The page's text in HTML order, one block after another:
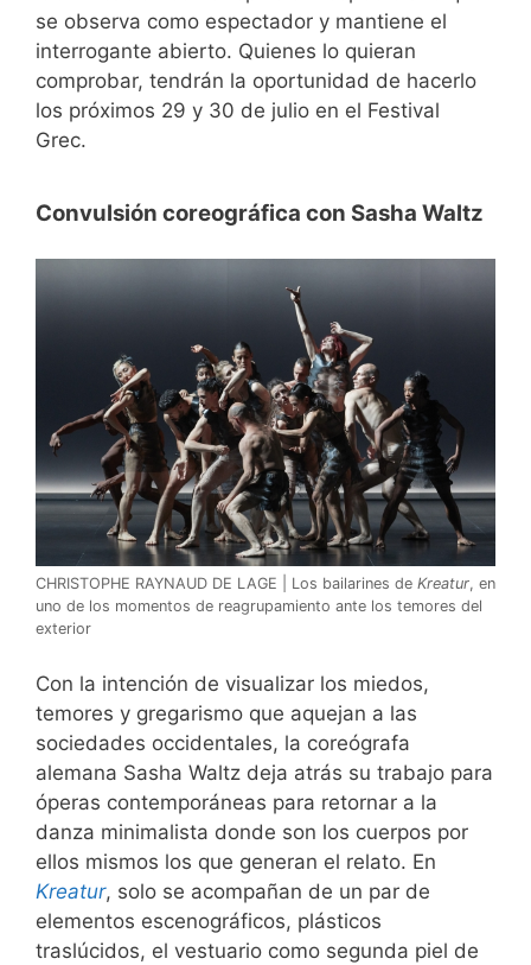
se observa como espectador y mantiene el
interrogante abierto. Quienes lo quieran
comprobar, tendrán la oportunidad de hacerlo
los próximos 29 y 30 de julio en el Festival
Grec.
Convulsión coreográfica con Sasha Waltz
CHRISTOPHE RAYNAUD DE LAGE | Los bailarines de Kreatur, en
uno de los momentos de reagrupamiento ante los temores del
exterior
Con la intención de visualizar los miedos,
temores y gregarismo que aquejan a las
sociedades occidentales, la coreógrafa
alemana Sasha Waltz deja atrás su trabajo para
óperas contemporáneas para retornar a la
danza minimalista donde son los cuerpos por
ellos mismos los que generan el relato. En
Kreatur, solo se acompañan de un par de
elementos escenográficos, plásticos
traslúcidos, el vestuario como segunda piel de